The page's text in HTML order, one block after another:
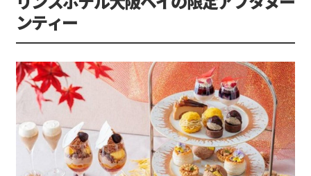
ンティー